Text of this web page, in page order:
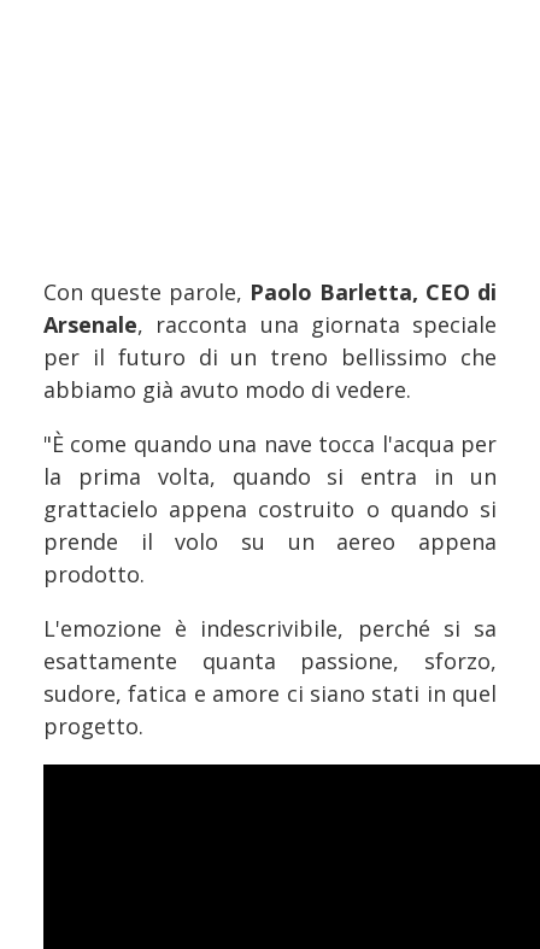
Con queste parole, Paolo Barletta, CEO di
Arsenale, racconta una giornata speciale
per il futuro di un treno bellissimo che
abbiamo già avuto modo di vedere.
"È come quando una nave tocca l'acqua per
la prima volta, quando si entra in un
grattacielo appena costruito o quando si
prende il volo su un aereo appena
prodotto.
L'emozione è indescrivibile, perché si sa
esattamente quanta passione, sforzo,
sudore, fatica e amore ci siano stati in quel
progetto.